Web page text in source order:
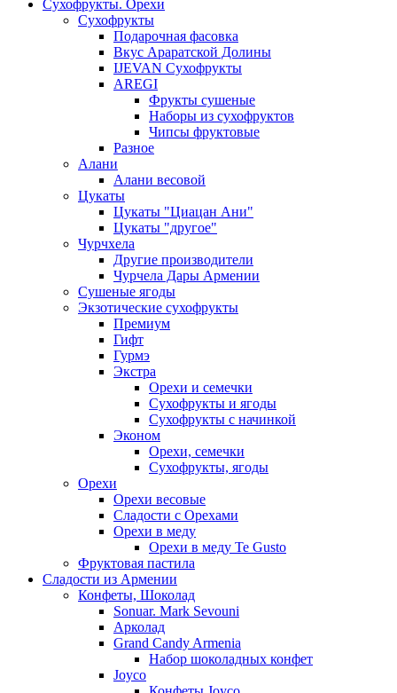
Сухофрукты. Орехи
Сухофрукты
Подарочная фасовка
Вкус Араратской Долины
IJEVAN Сухофрукты
AREGI
Фрукты сушеные
Наборы из сухофруктов
Чипсы фруктовые
Разное
Алани
Алани весовой
Цукаты
Цукаты "Циацан Ани"
Цукаты "другое"
Чурчхела
Другие производители
Чурчела Дары Армении
Сушеные ягоды
Экзотические сухофрукты
Премиум
Гифт
Гурмэ
Экстра
Орехи и семечки
Сухофрукты и ягоды
Сухофрукты с начинкой
Эконом
Орехи, семечки
Сухофрукты, ягоды
Орехи
Орехи весовые
Сладости с Орехами
Орехи в меду
Орехи в меду Te Gusto
Фруктовая пастила
Сладости из Армении
Конфеты, Шоколад
Sonuar. Mark Sevouni
Арколад
Grand Candy Armenia
Набор шоколадных конфет
Joyco